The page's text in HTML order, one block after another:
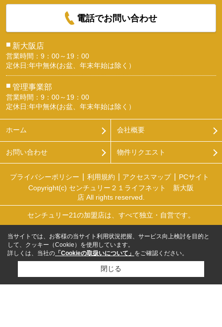
電話でお問い合わせ
■ 新大阪店
営業時間：9：00～19：00
定休日:年中無休(お盆、年末年始は除く）
■ 管理事業部
営業時間：9：00～19：00
定休日:年中無休(お盆、年末年始は除く）
ホーム 会社概要
お問い合わせ 物件リクエスト
プライバシーポリシー 利用規約 アクセスマップ
PCサイト
Copyright(c) センチュリー２１ライフネット 新大阪
店 All rights reserved.
センチュリー21の加盟店は、すべて独立・自営です。
当サイトでは、お客様の当サイト利用状況把握、サービス向上検討を目的と
して、クッキー（Cookie）を使用しています。
詳しくは、当社の 「Cookieの取扱いについて」 をご確認ください。
閉じる